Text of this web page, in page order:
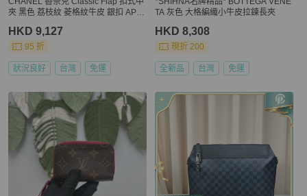
夾 黑色 荔枝紋 菱格紋牛皮 銀扣 AP02
HKD 9,127
95 折
狀況良好 台灣 免運
TA 灰色 大格編織小牛皮拉鍊長夾
HKD 8,308
現折 200
全新品 台灣 免運